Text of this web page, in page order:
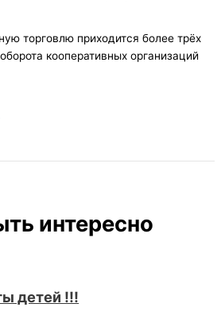
торговлю приходится более трёх
кооперативных организаций
интересно
детей !!!